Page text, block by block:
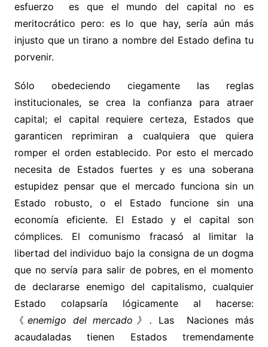
esfuerzo es que el mundo del capital no es
meritocrático pero: es lo que hay, sería aún más
injusto que un tirano a nombre del Estado defina tu
porvenir.
Sólo obedeciendo ciegamente las reglas
institucionales, se crea la confianza para atraer
capital; el capital requiere certeza, Estados que
garanticen reprimiran a cualquiera que quiera
romper el orden establecido. Por esto el mercado
necesita de Estados fuertes y es una soberana
estupidez pensar que el mercado funciona sin un
Estado robusto, o el Estado funcione sin una
economía eficiente. El Estado y el capital son
cómplices. El comunismo fracasó al limitar la
libertad del individuo bajo la consigna de un dogma
que no servía para salir de pobres, en el momento
de declararse enemigo del capitalismo, cualquier
Estado colapsaría lógicamente al hacerse:
《 enemigo del mercado》. Las Naciones más
acaudaladas tienen Estados tremendamente